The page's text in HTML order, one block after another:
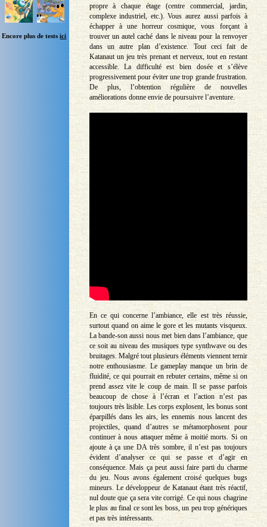
Encore plus de testsici
propre à chaque étage (centre commercial, jardin,
complexe industriel, etc.). Vous aurez aussi parfois à
échapper à une horreur cosmique, vous forçant à
trouver un autel caché dans le niveau pour la renvoyer
dans un autre plan d’existence. Tout ceci fait de
Katanaut un jeu très prenant et nerveux, tout en restant
accessible. La difficulté est bien dosée et s’élève
progressivement pour éviter une trop grande frustration.
De plus, l’obtention régulière de nouvelles
améliorations donne envie de poursuivre l’aventure.
En ce qui concerne l’ambiance, elle est très réussie,
surtout quand on aime le gore et les mutants visqueux.
La bande-son aussi nous met bien dans l’ambiance, que
ce soit au niveau des musiques type synthwave ou des
bruitages. Malgré tout plusieurs éléments viennent ternir
notre enthousiasme. Le gameplay manque un brin de
fluidité, ce qui pourrait en rebuter certains, même si on
prend assez vite le coup de main. Il se passe parfois
beaucoup de chose à l’écran et l’action n’est pas
toujours très lisible. Les corps explosent, les bonus sont
éparpillés dans les airs, les ennemis nous lancent des
projectiles, quand d’autres se métamorphosent pour
continuer à nous attaquer même à moitié morts. Si on
ajoute à ça une DA très sombre, il n’est pas toujours
évident d’analyser ce qui se passe et d’agir en
conséquence. Mais ça peut aussi faire parti du charme
du jeu. Nous avons également croisé quelques bugs
mineurs. Le développeur de Katanaut étant très réactif,
nul doute que ça sera vite corrigé. Ce qui nous chagrine
le plus au final ce sont les boss, un peu trop génériques
et pas très intéressants.